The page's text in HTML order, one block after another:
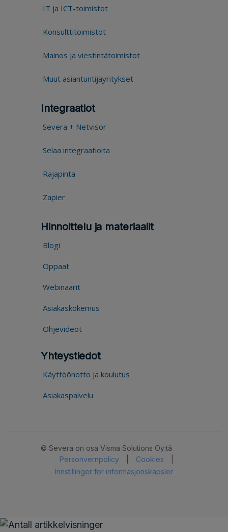
IT ja ICT-toimistot
Konsulttitoimistot
Mainos ja viestintätoimistot
Muut asiantuntijayritykset
Integraatiot
Severa + Netvisor
Selaa integraatioita
Rajapinta
Zapier
Hinnoittelu ja materiaalit
Blogi
Oppaat
Webinaarit
Asiakaskokemus
Ohjevideot
Yhteystiedot
Käyttöönotto ja koulutus
Asiakaspalvelu
© Severa on osa Visma Solutions Oy:tä
Personvernpolicy
Cookies
Innstillinger for informasjonskapsler